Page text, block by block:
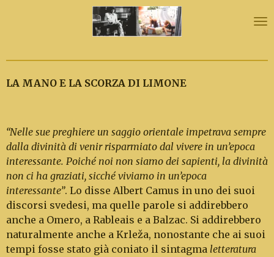
LA MANO E LA SCORZA DI LIMONE
“Nelle sue preghiere un saggio orientale impetrava sempre
dalla divinità di venir risparmiato dal vivere in un’epoca
interessante. Poiché noi non siamo dei sapienti, la divinità
non ci ha graziati, sicché viviamo in un’epoca
interessante”. Lo disse Albert Camus in uno dei suoi
discorsi svedesi, ma quelle parole si addirebbero
anche a Omero, a Rableais e a Balzac. Si addirebbero
naturalmente anche a Krleža, nono­stante che ai suoi
tempi fosse stato già coniato il sintagma letteratura